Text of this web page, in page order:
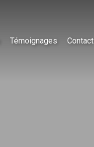
Témoignages Contact